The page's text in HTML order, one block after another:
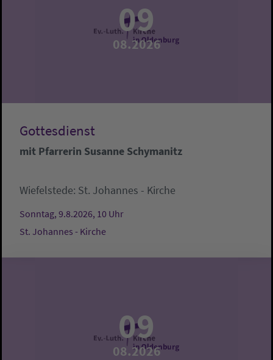
09
08.2026
Gottesdienst
mit Pfarrerin Susanne Schymanitz
Wiefelstede: St. Johannes - Kirche
Sonntag, 9.8.2026, 10 Uhr
St. Johannes - Kirche
09
08.2026